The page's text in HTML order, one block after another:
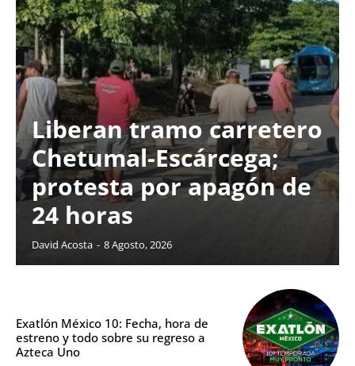
Liberan tramo carretero
Chetumal-Escárcega;
protesta por apagón de
24 horas
David Acosta - 8 Agosto, 2026
Exatlón México 10: Fecha, hora de
estreno y todo sobre su regreso a
Azteca Uno